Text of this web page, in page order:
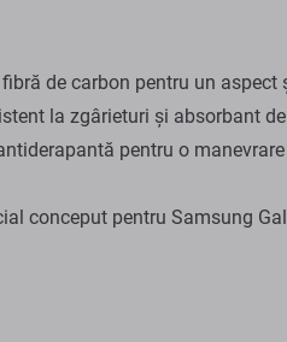
de carbon pentru un aspect
la zgârieturi și absorbant
pentru o
conceput pentru Samsung